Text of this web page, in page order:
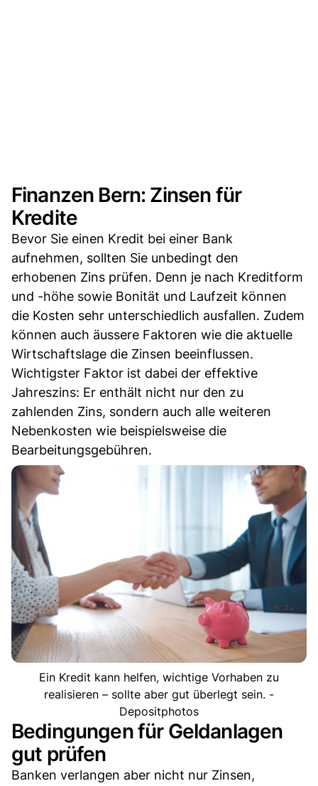
Finanzen Bern: Zinsen für
Kredite
Bevor Sie einen Kredit bei einer Bank
aufnehmen, sollten Sie unbedingt den
erhobenen Zins prüfen. Denn je nach Kreditform
und -höhe sowie Bonität und Laufzeit können
die Kosten sehr unterschiedlich ausfallen. Zudem
können auch äussere Faktoren wie die aktuelle
Wirtschaftslage die Zinsen beeinflussen.
Wichtigster Faktor ist dabei der effektive
Jahreszins: Er enthält nicht nur den zu
zahlenden Zins, sondern auch alle weiteren
Nebenkosten wie beispielsweise die
Bearbeitungsgebühren.
Ein Kredit kann helfen, wichtige Vorhaben zu
realisieren – sollte aber gut überlegt sein. -
Depositphotos
Bedingungen für Geldanlagen
gut prüfen
Banken verlangen aber nicht nur Zinsen,